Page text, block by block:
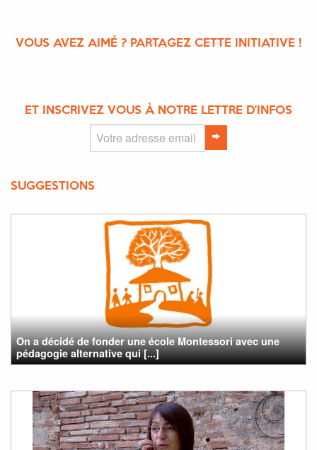
VOUS AVEZ AIMÉ ? PARTAGEZ CETTE INITIATIVE !
ET INSCRIVEZ VOUS À NOTRE LETTRE D'INFOS
SUGGESTIONS
On a décidé de fonder une école Montessori avec une
pédagogie alternative qui [...]